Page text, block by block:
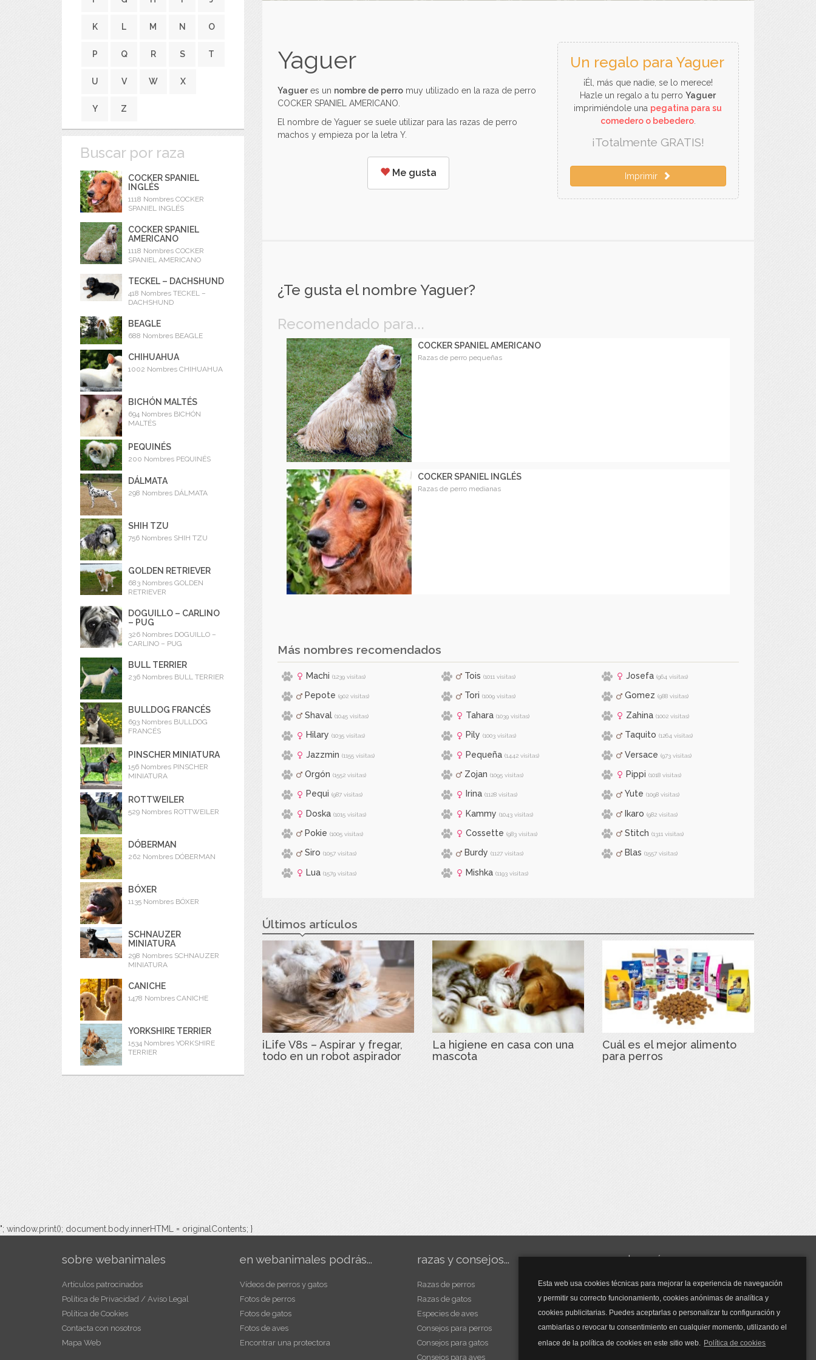
Esta web usa cookies técnicas para mejorar la experiencia de navegación
y permitir su correcto funcionamiento, cookies anónimas de analítica y
cookies publicitarias. Puedes aceptarlas o personalizar tu configuración y
cambiarlas o revocar tu consentimiento en cualquier momento, utilizando el
enlace de la política de cookies en este sitio web. Política de cookies
K L M N O
P Q R S T
U V W X
Y Z
Buscar por raza
COCKER SPANIEL
INGLÉS
1118 Nombres COCKER
SPANIEL INGLÉS
COCKER SPANIEL
AMERICANO
1118 Nombres COCKER
SPANIEL AMERICANO
TECKEL – DACHSHUND
418 Nombres TECKEL –
DACHSHUND
BEAGLE
688 Nombres BEAGLE
CHIHUAHUA
1002 Nombres CHIHUAHUA
BICHÓN MALTÉS
694 Nombres BICHÓN
MALTÉS
PEQUINÉS
200 Nombres PEQUINÉS
DÁLMATA
298 Nombres DÁLMATA
SHIH TZU
756 Nombres SHIH TZU
GOLDEN RETRIEVER
683 Nombres GOLDEN
RETRIEVER
DOGUILLO – CARLINO
– PUG
326 Nombres DOGUILLO –
CARLINO – PUG
BULL TERRIER
236 Nombres BULL TERRIER
BULLDOG FRANCÉS
693 Nombres BULLDOG
FRANCÉS
PINSCHER MINIATURA
156 Nombres PINSCHER
MINIATURA
ROTTWEILER
529 Nombres ROTTWEILER
DÓBERMAN
262 Nombres DÓBERMAN
BÓXER
1135 Nombres BÓXER
SCHNAUZER
MINIATURA
298 Nombres SCHNAUZER
MINIATURA
CANICHE
1478 Nombres CANICHE
YORKSHIRE TERRIER
1534 Nombres YORKSHIRE
TERRIER
Yaguer
Yagueres un nombre de perro muy utilizado en la raza de perro
COCKER SPANIEL AMERICANO.
El nombre de Yaguer se suele utilizar para las razas de perro
machos y empieza por la letra Y.
Me gusta
Un regalo para Yaguer
¡Él, más que nadie, se lo merece!
Hazle un regalo a tu perroYaguer
imprimiéndole una pegatina para su
comedero o bebedero.
¡Totalmente GRATIS!
Imprimir
¿Te gusta el nombre Yaguer?
Recomendado para...
COCKER SPANIEL AMERICANO
Razas de perro pequeñas
COCKER SPANIEL INGLÉS
Razas de perro medianas
Más nombres recomendados
Machi (1239 visitas) Tois (1011 visitas) Josefa (964 visitas)
Pepote (902 visitas) Tori (1009 visitas) Gomez (988 visitas)
Shaval (1045 visitas) Tahara (1039 visitas) Zahina (1002 visitas)
Hilary (1035 visitas) Pily (1003 visitas) Taquito (1264 visitas)
Jazzmin (1155 visitas) Pequeña (1442 visitas) Versace (973 visitas)
Orgón (1552 visitas) Zojan (1095 visitas) Pippi (1018 visitas)
Pequi (987 visitas) Irina (1128 visitas) Yute (1098 visitas)
Doska (1015 visitas) Kammy (1043 visitas) Ikaro (982 visitas)
Pokie (1005 visitas) Cossette (983 visitas) Stitch (1311 visitas)
Siro (1057 visitas) Burdy (1127 visitas) Blas (1557 visitas)
Lua (1579 visitas) Mishka (1193 visitas)
Últimos artículos
iLife V8s – Aspirar y fregar,
todo en un robot aspirador
La higiene en casa con una
mascota
Cuál es el mejor alimento
para perros
"; window.print(); document.body.innerHTML = originalContents; }
sobre webanimales
Artículos patrocinados
Política de Privacidad / Aviso Legal
Política de Cookies
Contacta con nosotros
Mapa Web
en webanimales podrás...
Vídeos de perros y gatos
Fotos de perros
Fotos de gatos
Fotos de aves
Encontrar una protectora
razas y consejos...
Razas de perros
Razas de gatos
Especies de aves
Consejos para perros
Consejos para gatos
Consejos para aves
y mucho más...
Mascarillas
Mascarillas FFP2
Mascarillas FFP3
Bolsos
Bolsos Tous